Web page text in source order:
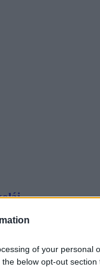
of your personal
below opt-out section